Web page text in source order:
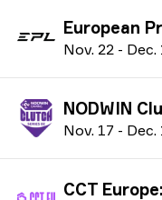
European
Nov. 22 - Dec.
NODWIN
Nov. 17 - Dec.
CCT